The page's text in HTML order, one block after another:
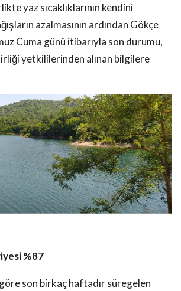
yaz sıcaklıklarının kendini
azalmasının ardından Gökçe
Cuma günü itibarıyla son durumu,
yetkililerinden alınan bilgilere
%87
son birkaç haftadır süregelen